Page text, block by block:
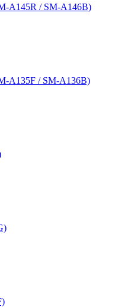
A145R / SM-A146B)
A135F / SM-A136B)